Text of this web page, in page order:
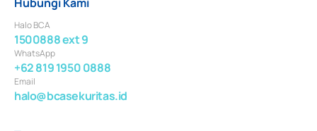
Halo BCA
1500888 ext 9
WhatsApp
+62 819 1950 0888
Email
halo@bcasekuritas.id